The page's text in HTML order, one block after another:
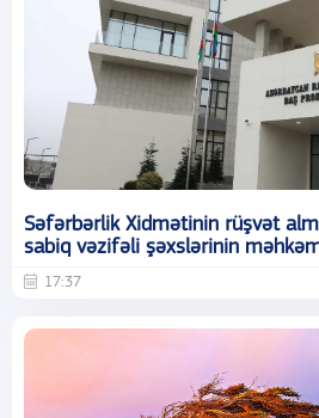
Səfərbərlik Xidmətinin rüşvət
sabiq vəzifəli şəxslərinin
17:37